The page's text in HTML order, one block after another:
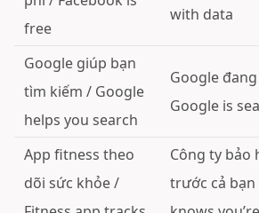
free
with data
Google giúp bạn
tìm kiếm / Google
helps you search
Google
Google is
App fitness theo
dõi sức khỏe /
Công ty bảo
trước cả